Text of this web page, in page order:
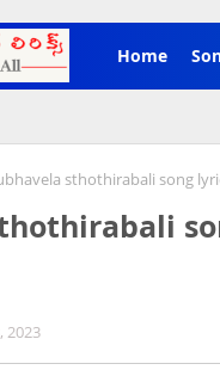
Home
sthothirabali song
2023